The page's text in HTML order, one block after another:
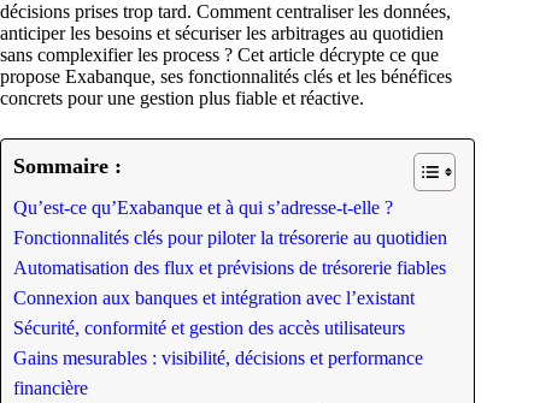
décisions prises trop tard. Comment centraliser les données,
anticiper les besoins et sécuriser les arbitrages au quotidien
sans complexifier les process ? Cet article décrypte ce que
propose Exabanque, ses fonctionnalités clés et les bénéfices
concrets pour une gestion plus fiable et réactive.
Sommaire :
Qu’est-ce qu’Exabanque et à qui s’adresse-t-elle ?
Fonctionnalités clés pour piloter la trésorerie au quotidien
Automatisation des flux et prévisions de trésorerie fiables
Connexion aux banques et intégration avec l’existant
Sécurité, conformité et gestion des accès utilisateurs
Gains mesurables : visibilité, décisions et performance
financière